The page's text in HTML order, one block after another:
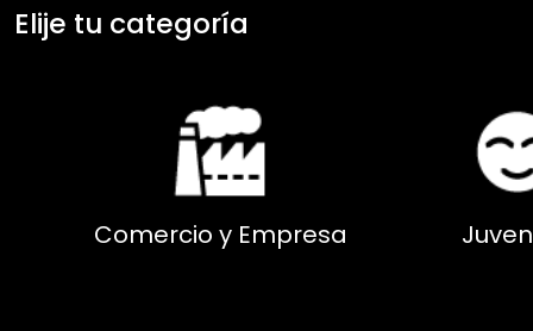
Elije tu categoría
Comercio y Empresa